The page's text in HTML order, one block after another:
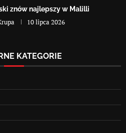
znów najlepszy w Malilli
10 lipca 2026
KATEGORIE